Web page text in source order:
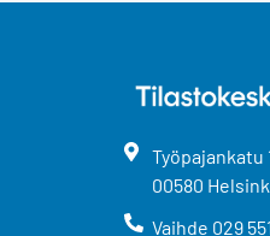
Työpajankatu
00580
Vaihde 029